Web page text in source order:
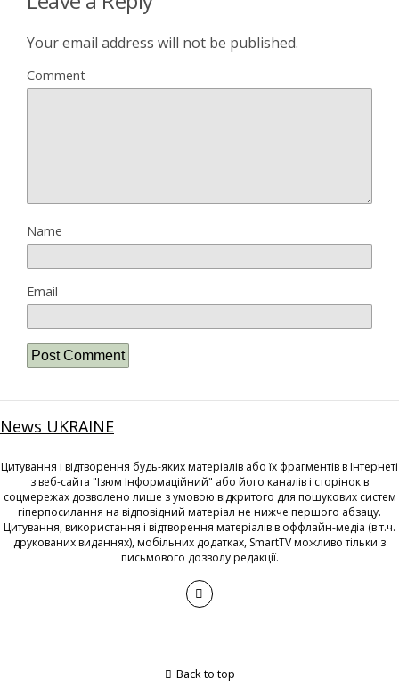
Your email address will not be published.
Comment
Name
Email
News UKRAINE
Цитування і відтворення будь-яких матеріалів або їх фрагментів в Інтернеті
з веб-сайта "Ізюм Інформаційний" або його каналів і сторінок в
соцмережах дозволено лише з умовою відкритого для пошукових систем
гіперпосилання на відповідний матеріал не нижче першого абзацу.
Цитування, використання і відтворення матеріалів в оффлайн-медіа (в т.ч.
друкованих виданнях), мобільних додатках, SmartTV можливо тільки з
письмового дозволу редакції.
Back to top